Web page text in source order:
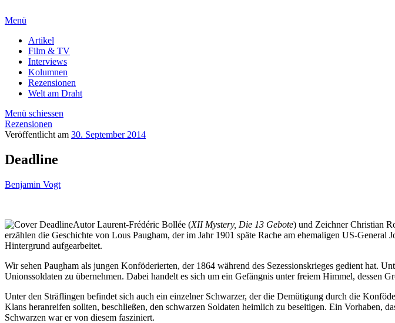
Menü
Artikel
Film & TV
Interviews
Kolumnen
Rezensionen
Welt am Draht
Menü schiessen
Rezensionen
Veröffentlicht am 30. September 2014
Deadline
Benjamin Vogt
Autor Laurent-Frédéric Bollée (XII Mystery, Die 13 Gebote) und Zeichner Christian
erzählen die Geschichte von Lous Paugham, der im Jahr 1901 späte Rache am ehemaligen US-
Hintergrund aufgearbeitet.
Wir sehen Paugham als jungen Konföderierten, der 1864 während des Sezessionskrieges gedient hat.
Unionssoldaten zu übernehmen. Dabei handelt es sich um ein Gefängnis unter freiem Himmel, dessen
Unter den Sträflingen befindet sich auch ein einzelner Schwarzer, der die Demütigung durch die
Klans heranreifen sollten, beschließen, den schwarzen Soldaten heimlich zu beseitigen. Ein Vorhaben,
Schwarzen war er von diesem fasziniert.